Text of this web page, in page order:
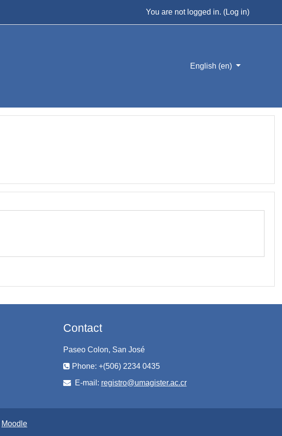
You are not logged in. (Log in)
English ‎(en)‎
Contact
Paseo Colon, San José
Phone: +(506) 2234 0435
E-mail: registro@umagister.ac.cr
Moodle